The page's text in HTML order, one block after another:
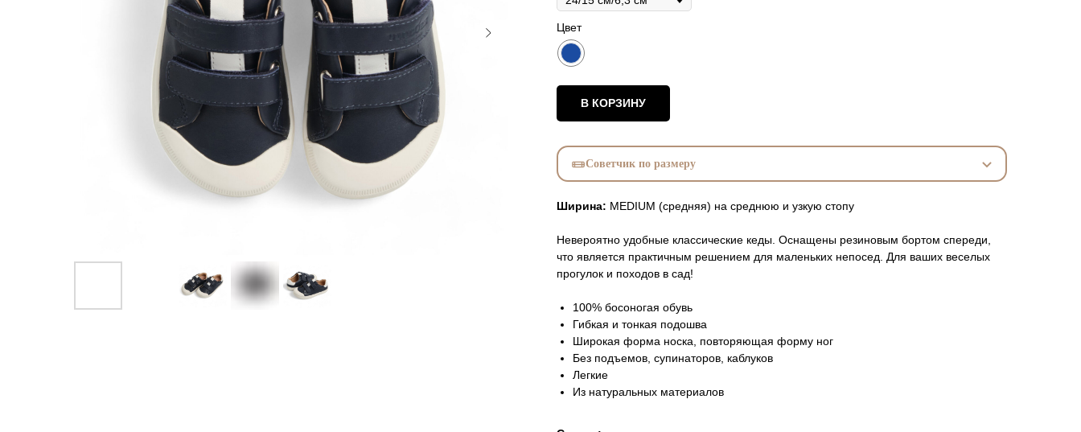
Цвет
В КОРЗИНУ
Советчик по размеру
Ширина: MEDIUM (средняя) на среднюю и узкую стопу
Невероятно удобные классические кеды. Оснащены резиновым бортом спереди,
что является практичным решением для маленьких непосед. Для ваших веселых
прогулок и походов в сад!
100% босоногая обувь
Гибкая и тонкая подошва
Широкая форма носка, повторяющая форму ног
Без подъемов, супинаторов, каблуков
Легкие
Из натуральных материалов